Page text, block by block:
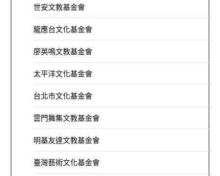
世安文教基金會
龍應台文化基金會
廖英鳴文教基金會
太平洋文化基金會
台北市文化基金會
雲門舞集文教基金會
明基友達文教基金會
臺灣藝術文化基金會